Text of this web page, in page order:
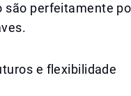
são perfeitamente
e flexibilidade